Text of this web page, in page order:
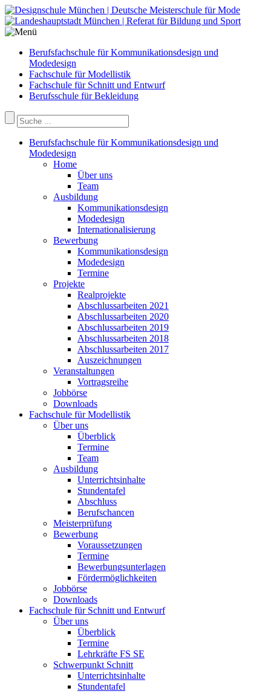
Berufsfachschule für Kommunikationsdesign und
Modedesign
Fachschule für Modellistik
Fachschule für Schnitt und Entwurf
Berufsschule für Bekleidung
Berufsfachschule für Kommunikationsdesign und
Modedesign
Home
Über uns
Team
Ausbildung
Kommunikationsdesign
Modedesign
Internationalisierung
Bewerbung
Kommunikationsdesign
Modedesign
Termine
Projekte
Realprojekte
Abschlussarbeiten 2021
Abschlussarbeiten 2020
Abschlussarbeiten 2019
Abschlussarbeiten 2018
Abschlussarbeiten 2017
Auszeichnungen
Veranstaltungen
Vortragsreihe
Jobbörse
Downloads
Fachschule für Modellistik
Über uns
Überblick
Termine
Team
Ausbildung
Unterrichtsinhalte
Stundentafel
Abschluss
Berufschancen
Meisterprüfung
Bewerbung
Voraussetzungen
Termine
Bewerbungsunterlagen
Fördermöglichkeiten
Jobbörse
Downloads
Fachschule für Schnitt und Entwurf
Über uns
Überblick
Termine
Lehrkräfte FS SE
Schwerpunkt Schnitt
Unterrichtsinhalte
Stundentafel